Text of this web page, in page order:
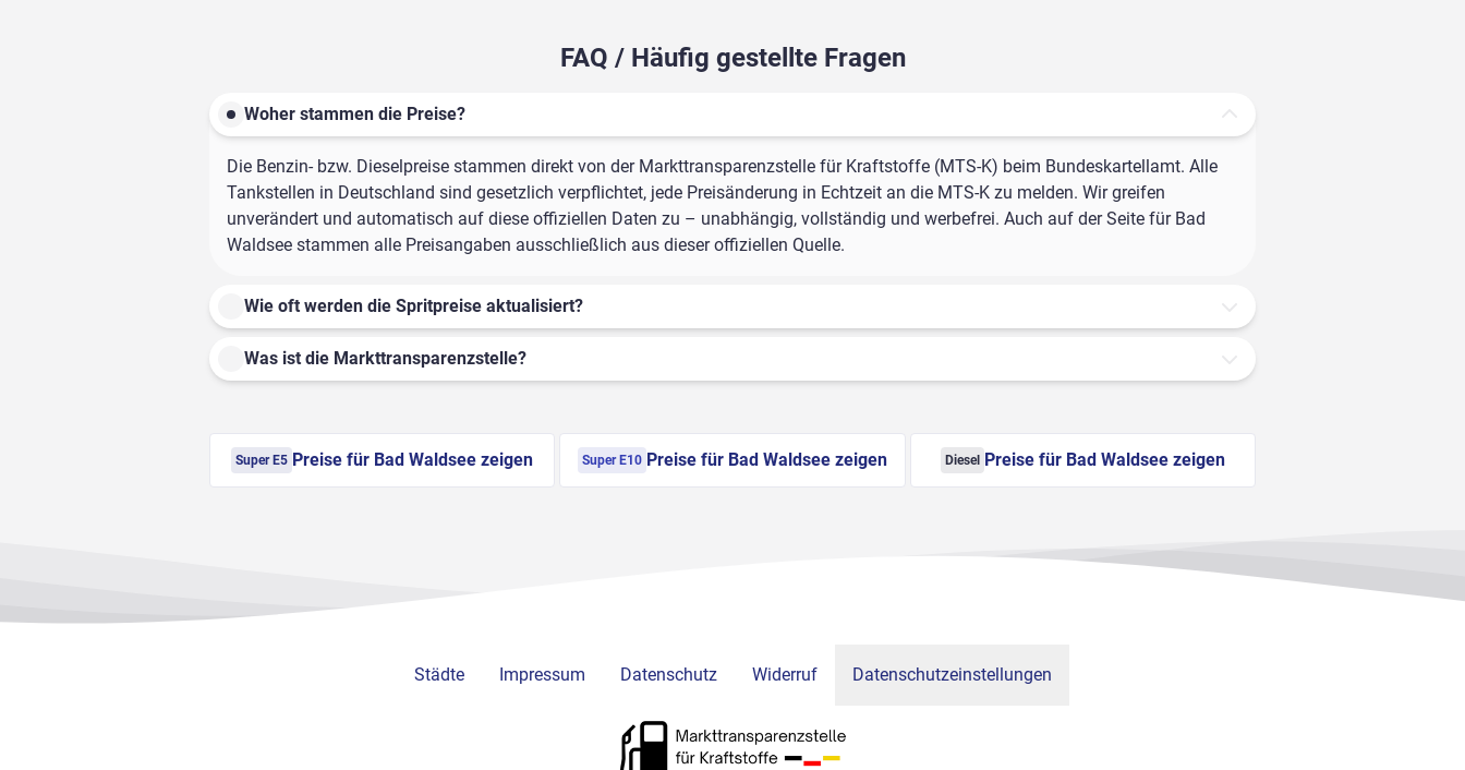
FAQ / Häufig gestellte Fragen
Woher stammen die Preise?
Die Benzin- bzw. Dieselpreise stammen direkt von der Markttransparenzstelle für Kraftstoffe (MTS-K) beim Bundeskartellamt. Alle
Tankstellen in Deutschland sind gesetzlich verpflichtet, jede Preisänderung in Echtzeit an die MTS-K zu melden. Wir greifen
unverändert und automatisch auf diese offiziellen Daten zu – unabhängig, vollständig und werbefrei. Auch auf der Seite für Bad
Waldsee stammen alle Preisangaben ausschließlich aus dieser offiziellen Quelle.
Wie oft werden die Spritpreise aktualisiert?
Was ist die Markttransparenzstelle?
Super E5 Preise für Bad Waldsee zeigen Super E10 Preise für Bad Waldsee zeigen Diesel Preise für Bad Waldsee zeigen
Städte Impressum Datenschutz Widerruf Datenschutzeinstellungen